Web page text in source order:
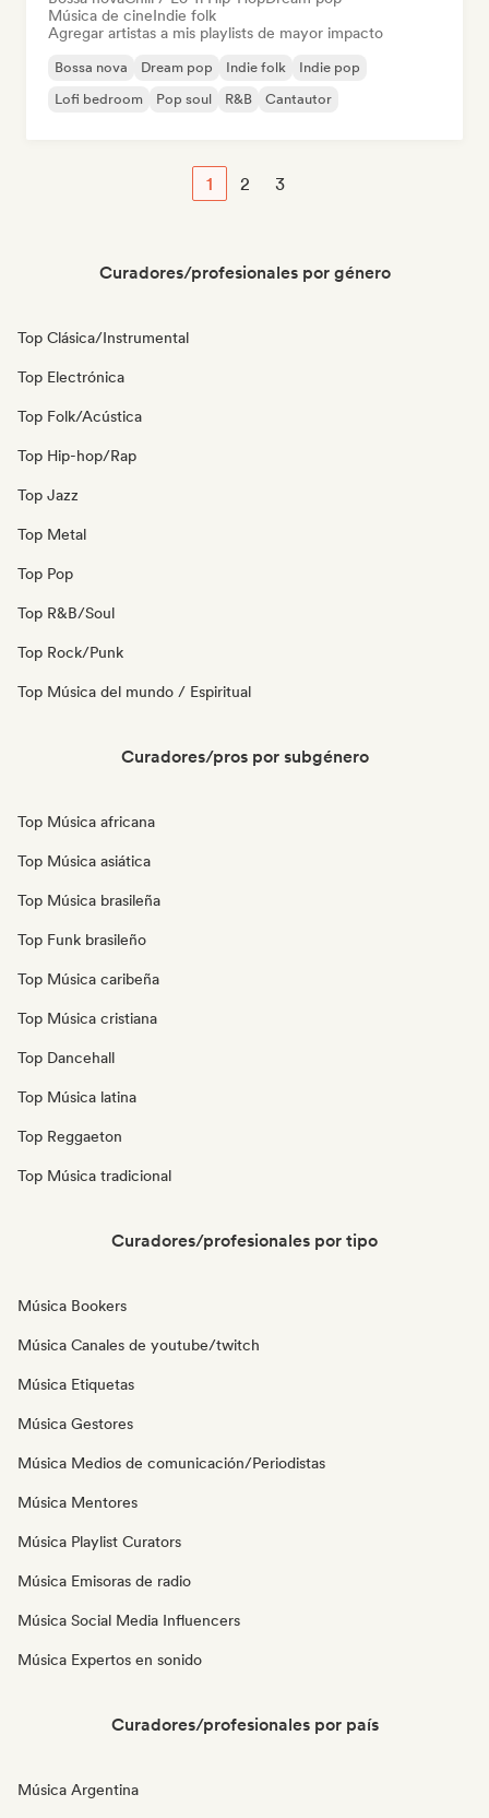
Música de cineIndie folk
Agregar artistas a mis playlists de mayor impacto
Bossa nova Dream pop Indie folk
Indie pop
Lofi bedroom
Pop soul R&B Cantautor
1 2 3
Curadores/profesionales por género
Top Clásica/Instrumental
Top Electrónica
Top Folk/Acústica
Top Hip-hop/Rap
Top Jazz
Top Metal
Top Pop
Top R&B/Soul
Top Rock/Punk
Top Música del mundo / Espiritual
Curadores/pros por subgénero
Top Música africana
Top Música asiática
Top Música brasileña
Top Funk brasileño
Top Música caribeña
Top Música cristiana
Top Dancehall
Top Música latina
Top Reggaeton
Top Música tradicional
Curadores/profesionales por tipo
Música Bookers
Música Canales de youtube/twitch
Música Etiquetas
Música Gestores
Música Medios de comunicación/Periodistas
Música Mentores
Música Playlist Curators
Música Emisoras de radio
Música Social Media Influencers
Música Expertos en sonido
Curadores/profesionales por país
Música Argentina